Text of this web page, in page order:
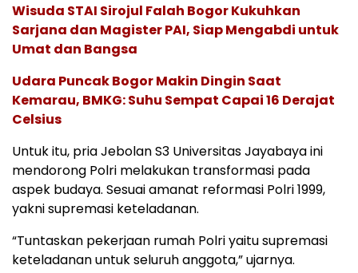
Wisuda STAI Sirojul Falah Bogor Kukuhkan
Sarjana dan Magister PAI, Siap Mengabdi untuk
Umat dan Bangsa
Udara Puncak Bogor Makin Dingin Saat
Kemarau, BMKG: Suhu Sempat Capai 16 Derajat
Celsius
Untuk itu, pria Jebolan S3 Universitas Jayabaya ini
mendorong Polri melakukan transformasi pada
aspek budaya. Sesuai amanat reformasi Polri 1999,
yakni supremasi keteladanan.
“Tuntaskan pekerjaan rumah Polri yaitu supremasi
keteladanan untuk seluruh anggota,” ujarnya.